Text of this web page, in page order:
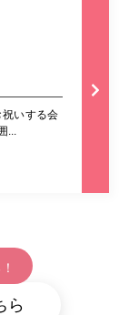
いする会
ら